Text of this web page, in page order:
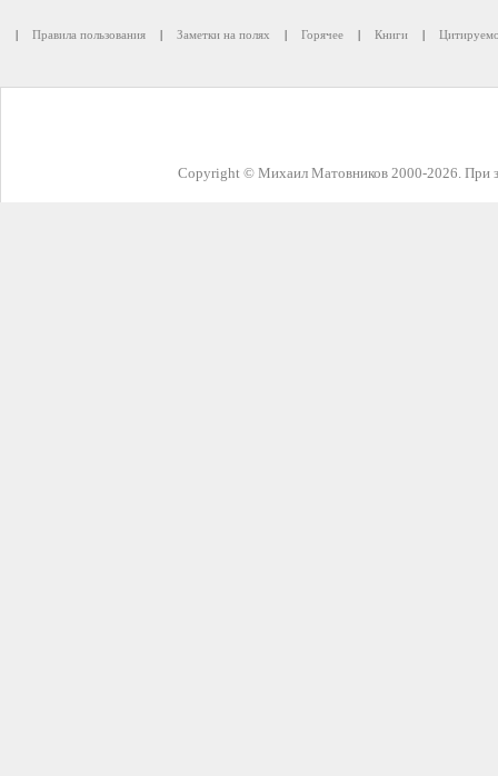
| Правила пользования | Заметки на полях | Горячее | Книги |
Copyright © Михаил Матовников 2000-2026. При